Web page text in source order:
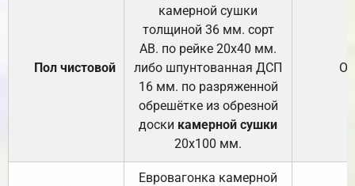
Пол чистовой
камерной сушки
толщиной 36 мм. сорт
АВ. по рейке 20х40 мм.
либо шпунтованная ДСП
16 мм. по разряженной
обрешётке из обрезной
доски камерной сушки
20х100 мм.
Евровагонка камерной